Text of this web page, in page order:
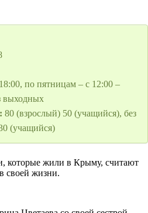
по пятницам – с 12:00 –
выходных
80 (взрослый) 50 (учащийся), без
(учащийся)
которые жили в Крыму, считают
своей жизни.